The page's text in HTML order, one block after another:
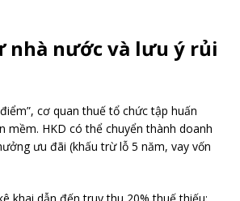
nhà nước và lưu ý rủi
cơ quan thuế tổ chức tập huấn
mềm. HKD có thể chuyển thành doanh
ưu đãi (khấu trừ lỗ 5 năm, vay vốn